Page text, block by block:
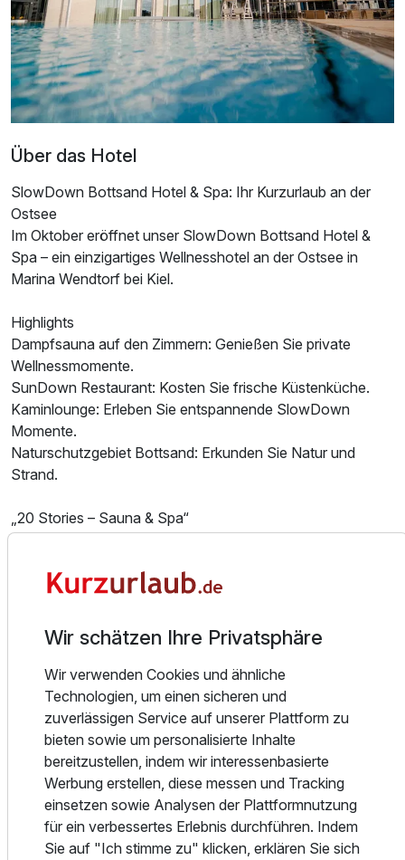
Ausstattung
p.P. ab306,00 €
2 Erwachsene und 2 Kinder
Ausstattung
Für 3 Tage p.P. ab
Doppelzimmer zur Einzelnutzung
1 Erwachsenen und 2 Kinder
Über das Hotel
SlowDown Bottsand Hotel & Spa: Ihr Kurzurlaub an der
Ostsee
Im Oktober eröffnet unser SlowDown Bottsand Hotel &
Spa – ein einzigartiges Wellnesshotel an der Ostsee in
Marina Wendtorf bei Kiel.
Highlights
Dampfsauna auf den Zimmern: Genießen Sie private
Wellnessmomente.
SunDown Restaurant: Kosten Sie frische Küstenküche.
Kaminlounge: Erleben Sie entspannende SlowDown
Momente.
Naturschutzgebiet Bottsand: Erkunden Sie Natur und
Strand.
„20 Stories – Sauna & Spa“
In unserem exklusiven „20 Stories – Sauna & Spa“
Lassen Sie sich von unseren wohltuenden Saunen wie
Saunen verzaubern und bringen Sie Körper und Geist in
Einklang. Genießen Sie die beruhigende Atmosphäre
unseres Indoor-Pools oder schwimmen Sie hinaus in die
belebende Kulisse des beheizten Outdoor-Pools.
Zeit für langsame Momente
Unsere Mission ist es, Sie in den SlowDown Modus zu
versetzen. Wir schaffen Raum für kleine, langsame
Momente und lenken Ihren Blick auf das Wesentliche. Hier
zählt nicht die Schnelligkeit, sondern die Qualität der Zeit,
die Sie sich selbst schenken.
Wir schätzen Ihre Privatsphäre
Wir verwenden Cookies und ähnliche
Technologien, um einen sicheren und
zuverlässigen Service auf unserer Plattform zu
bieten sowie um personalisierte Inhalte
bereitzustellen, indem wir interessenbasierte
Werbung erstellen, diese messen und Tracking
einsetzen sowie Analysen der Plattformnutzung
für ein verbessertes Erlebnis durchführen. Indem
Sie auf "Ich stimme zu" klicken, erklären Sie sich